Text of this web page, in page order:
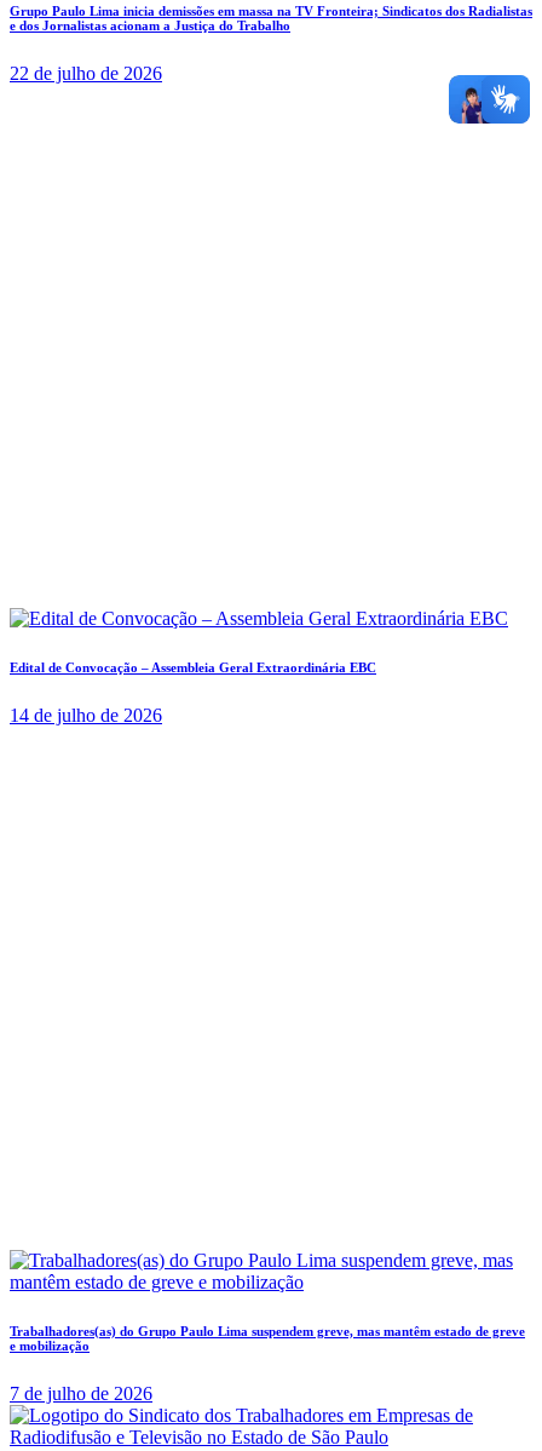
Grupo Paulo Lima inicia demissões em massa na TV Fronteira; Sindicatos dos Radialistas
e dos Jornalistas acionam a Justiça do Trabalho
22 de julho de 2026
Edital de Convocação – Assembleia Geral Extraordinária EBC
14 de julho de 2026
Trabalhadores(as) do Grupo Paulo Lima suspendem greve, mas mantêm estado de greve
e mobilização
7 de julho de 2026